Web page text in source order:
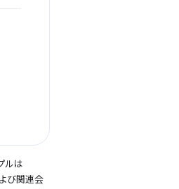
ルは
び関連会